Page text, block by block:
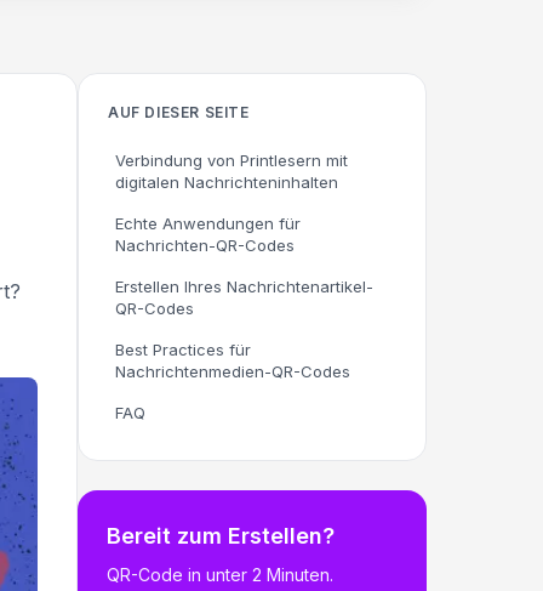
AUF DIESER SEITE
Verbindung von Printlesern mit
digitalen Nachrichteninhalten
Echte Anwendungen für
Nachrichten-QR-Codes
Erstellen Ihres Nachrichtenartikel-
QR-Codes
Best Practices für
Nachrichtenmedien-QR-Codes
FAQ
Bereit zum Erstellen?
QR-Code in unter 2 Minuten.